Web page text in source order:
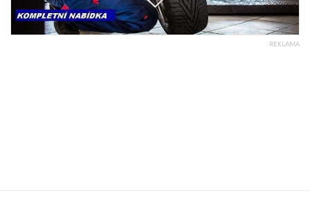
REKLAMA